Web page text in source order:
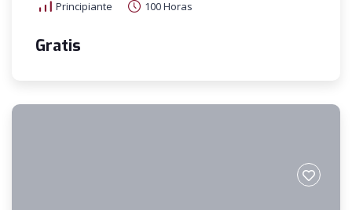
Principiante 100 Horas
Gratis